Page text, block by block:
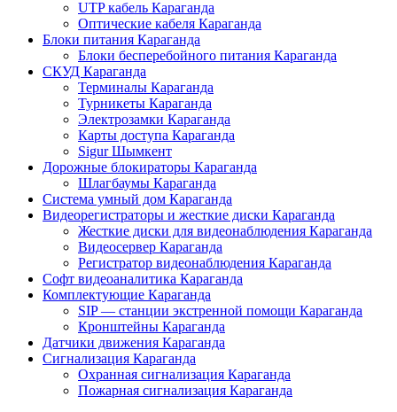
UTP кабель Караганда
Оптические кабеля Караганда
Блоки питания Караганда
Блоки бесперебойного питания Караганда
СКУД Караганда
Терминалы Караганда
Турникеты Караганда
Электрозамки Караганда
Карты доступа Караганда
Sigur Шымкент
Дорожные блокираторы Караганда
Шлагбаумы Караганда
Система умный дом Караганда
Видеорегистраторы и жесткие диски Караганда
Жесткие диски для видеонаблюдения Караганда
Видеосервер Караганда
Регистратор видеонаблюдения Караганда
Софт видеоаналитика Караганда
Комплектующие Караганда
SIP — станции экстренной помощи Караганда
Кронштейны Караганда
Датчики движения Караганда
Сигнализация Караганда
Охранная сигнализация Караганда
Пожарная сигнализация Караганда